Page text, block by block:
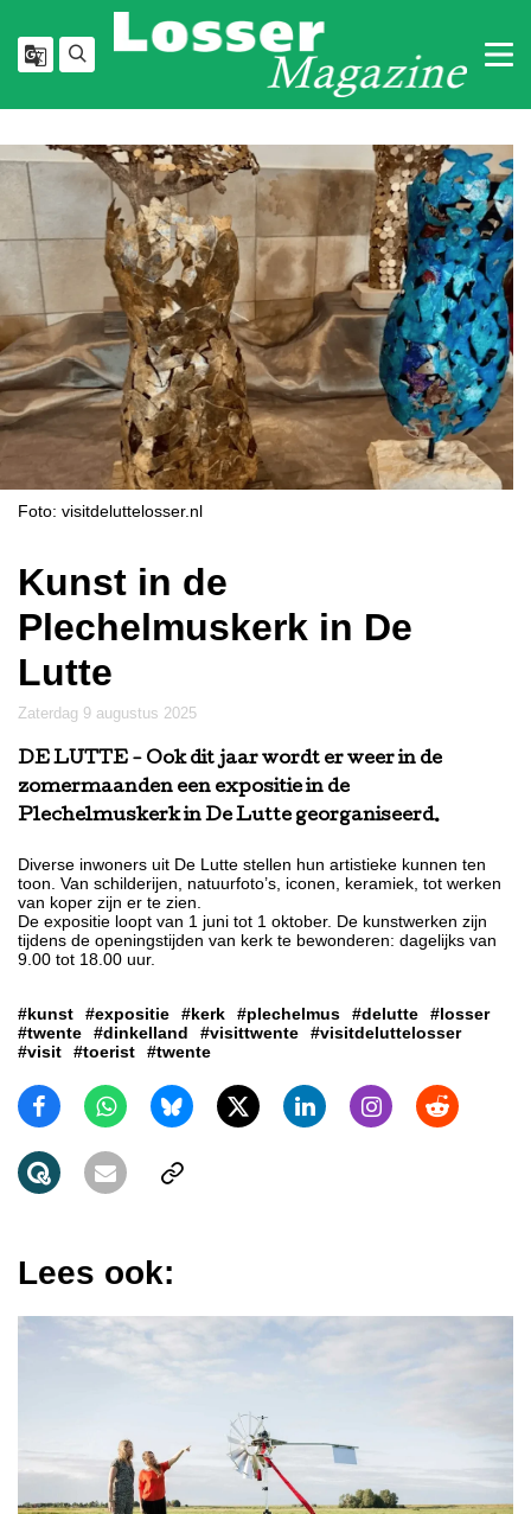
Foto: visitdeluttelosser.nl
Kunst in de
Plechelmuskerk in De
Lutte
zaterdag 9 augustus 2025
DE LUTTE - Ook dit jaar wordt er weer in de
zomermaanden een expositie in de
Plechelmuskerk in De Lutte georganiseerd.
Diverse inwoners uit De Lutte stellen hun artistieke kunnen ten
toon. Van schilderijen, natuurfoto’s, iconen, keramiek, tot werken
van koper zijn er te zien.
De expositie loopt van 1 juni tot 1 oktober. De kunstwerken zijn
tijdens de openingstijden van kerk te bewonderen: dagelijks van
9.00 tot 18.00 uur.
#kunst #expositie #kerk #plechelmus #delutte
#losser
#twente
#dinkelland #visittwente
#visitdeluttelosser
#visit
#toerist #twente
Lees ook: